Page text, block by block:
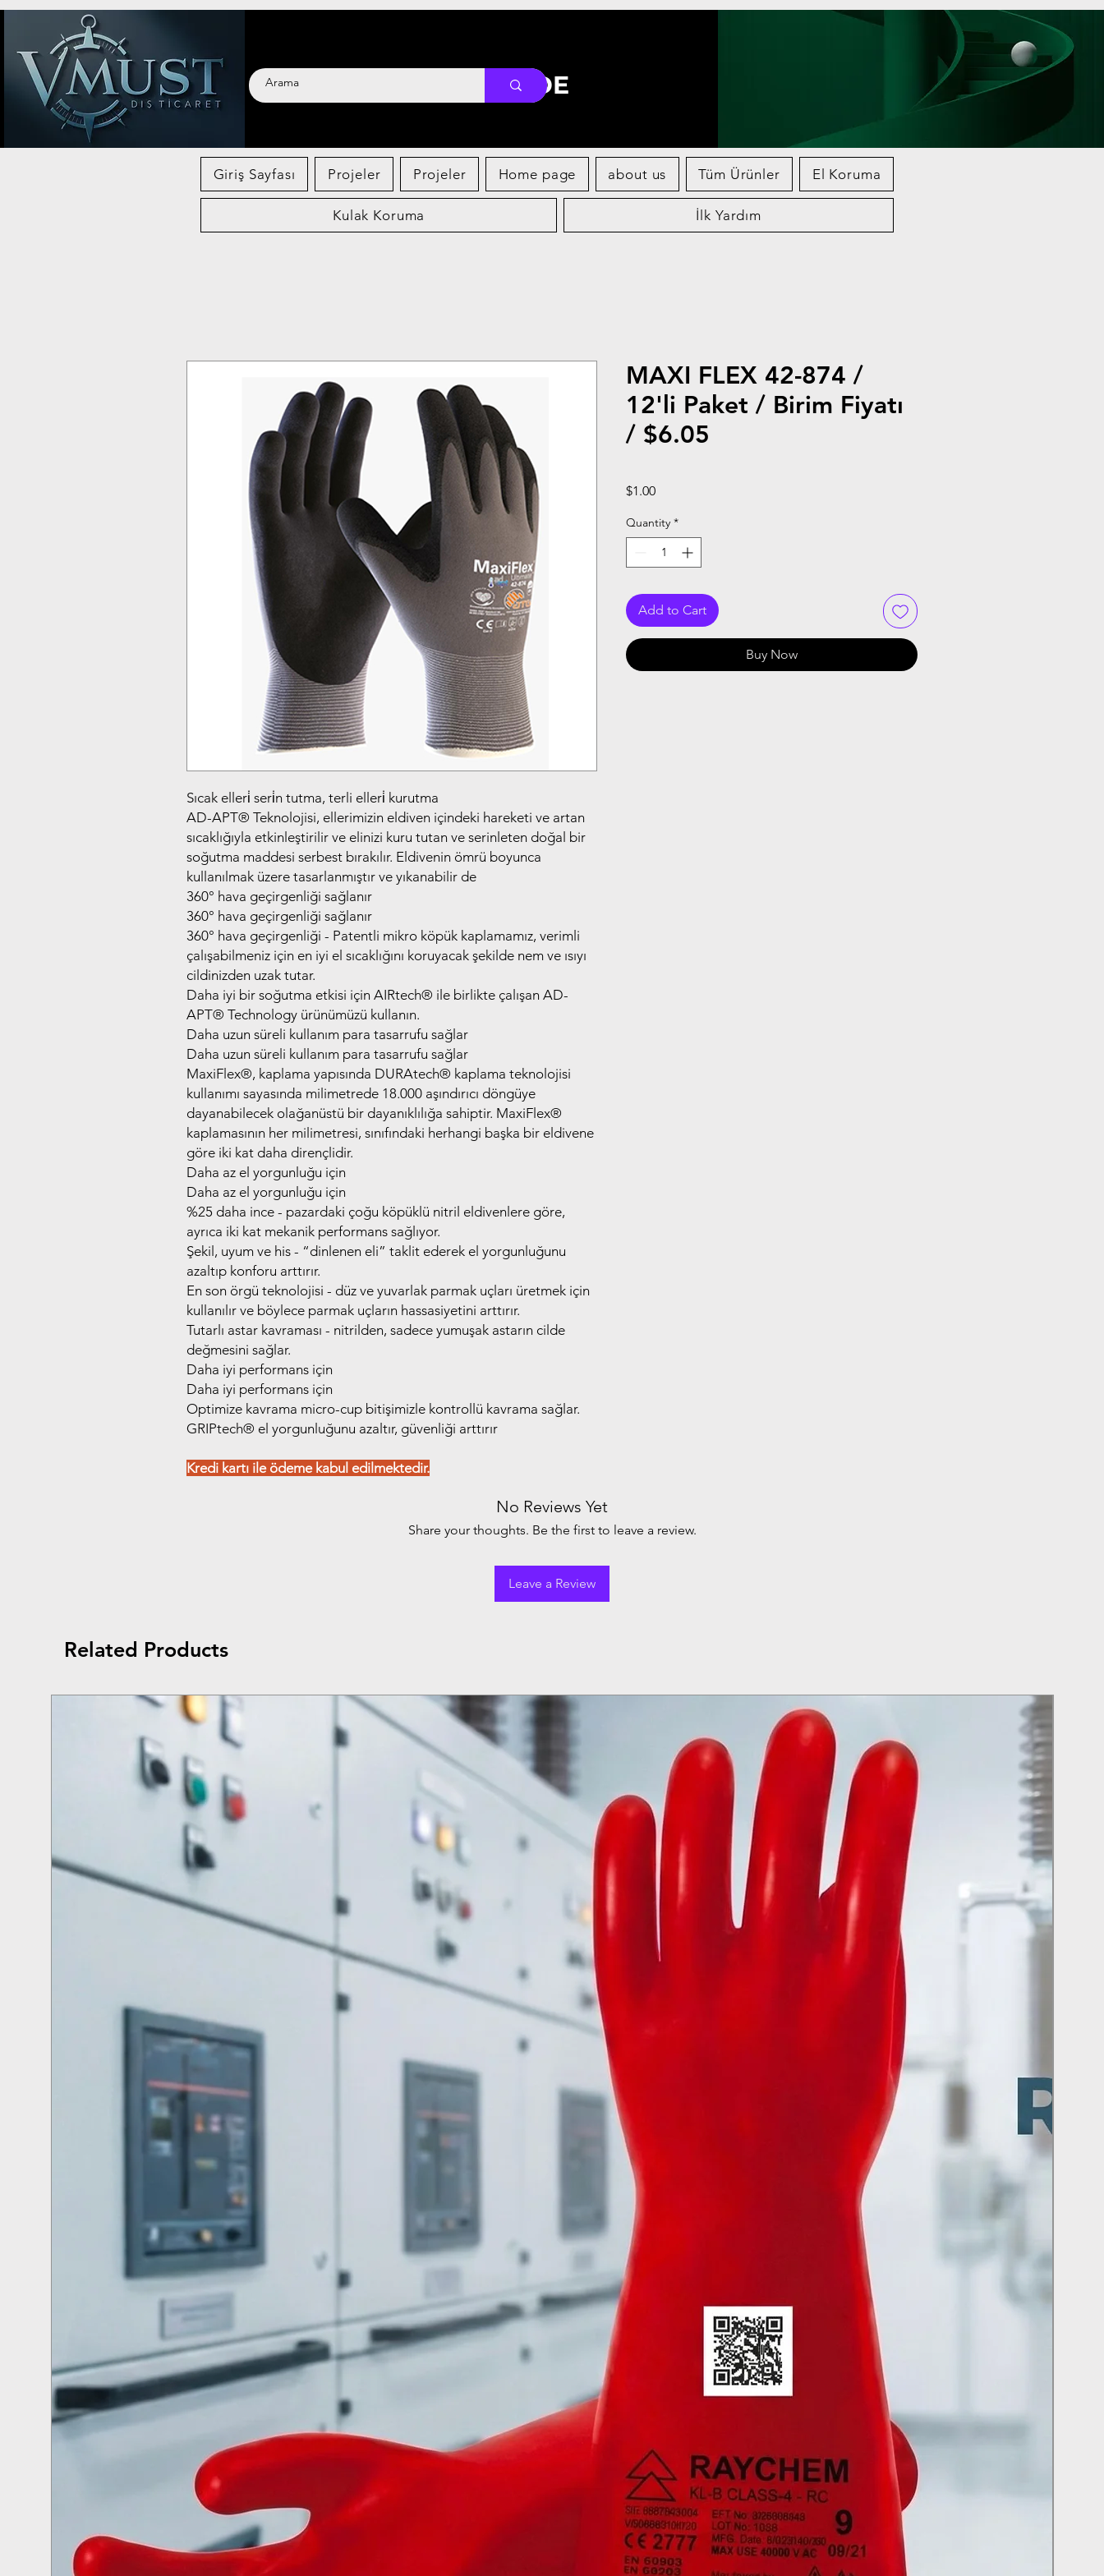
VMUST FOREIGN TRADE
Giriş Sayfası Projeler Projeler Home page about us Tüm Ürünler El Koruma
Kulak Koruma İlk Yardım
Sıcak elleri̇ seri̇n tutma, terli elleri̇ kurutma
AD-APT®️ Teknolojisi, ellerimizin eldiven içindeki hareketi ve artan
sıcaklığıyla etkinleştirilir ve elinizi kuru tutan ve serinleten doğal bir
soğutma maddesi serbest bırakılır. Eldivenin ömrü boyunca
kullanılmak üzere tasarlanmıştır ve yıkanabilir de
360° hava geçirgenliği sağlanır
360° hava geçirgenliği sağlanır
360° hava geçirgenliği - Patentli mikro köpük kaplamamız, verimli
çalışabilmeniz için en iyi el sıcaklığını koruyacak şekilde nem ve ısıyı
cildinizden uzak tutar.
Daha iyi bir soğutma etkisi için AIRtech®️ ile birlikte çalışan AD-
APT®️ Technology ürünümüzü kullanın.
Daha uzun süreli kullanım para tasarrufu sağlar
Daha uzun süreli kullanım para tasarrufu sağlar
MaxiFlex®️, kaplama yapısında DURAtech®️ kaplama teknolojisi
kullanımı sayasında milimetrede 18.000 aşındırıcı döngüye
dayanabilecek olağanüstü bir dayanıklılığa sahiptir. MaxiFlex®️
kaplamasının her milimetresi, sınıfındaki herhangi başka bir eldivene
göre iki kat daha dirençlidir.
Daha az el yorgunluğu için
Daha az el yorgunluğu için
%25 daha ince - pazardaki çoğu köpüklü nitril eldivenlere göre,
ayrıca iki kat mekanik performans sağlıyor.
Şekil, uyum ve his - “dinlenen eli” taklit ederek el yorgunluğunu
azaltıp konforu arttırır.
En son örgü teknolojisi - düz ve yuvarlak parmak uçları üretmek için
kullanılır ve böylece parmak uçların hassasiyetini arttırır.
Tutarlı astar kavraması - nitrilden, sadece yumuşak astarın cilde
değmesini sağlar.
Daha iyi performans için
Daha iyi performans için
Optimize kavrama micro-cup bitişimizle kontrollü kavrama sağlar.
GRIPtech®️ el yorgunluğunu azaltır, güvenliği arttırır
Kredi kartı ile ödeme kabul edilmektedir.
MAXI FLEX 42-874 /
12'li Paket / Birim Fiyatı
/ $6.05
$1.00Price
Quantity *
Add to Cart
Buy Now
No Reviews Yet
Share your thoughts. Be the first to leave a review.
Leave a Review
Related Products